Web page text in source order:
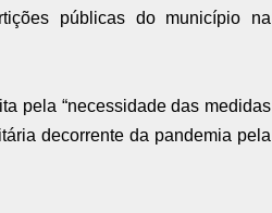
públicas do município na
pela “necessidade das medidas
decorrente da pandemia pela